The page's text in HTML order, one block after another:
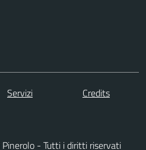
Servizi
Credits
- Tutti i diritti riservati